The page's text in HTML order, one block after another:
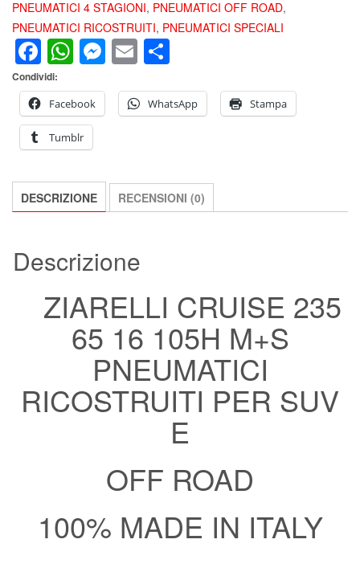
M+S
PNEUMATICI
RICOSTRUITI
PER
SUV
OFF
quantità
PNEUMATICI 4 STAGIONI, PNEUMATICI OFF ROAD,
PNEUMATICI RICOSTRUITI, PNEUMATICI SPECIALI
Facebook
WhatsApp
Messenger
Email
Condividi:
Facebook
WhatsApp Stampa
Tumblr
DESCRIZIONE RECENSIONI (0)
Descrizione
ZIARELLI CRUISE 235
65 16 105H M+S
PNEUMATICI
RICOSTRUITI PER SUV
E
OFF ROAD
100% MADE IN ITALY